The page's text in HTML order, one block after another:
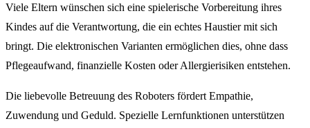
Viele Eltern wünschen sich eine spielerische Vorbereitung ihres
Kindes auf die Verantwortung, die ein echtes Haustier mit sich
bringt. Die elektronischen Varianten ermöglichen dies, ohne dass
Pflegeaufwand, finanzielle Kosten oder Allergierisiken entstehen.
Die liebevolle Betreuung des Roboters fördert Empathie,
Zuwendung und Geduld. Spezielle Lernfunktionen unterstützen